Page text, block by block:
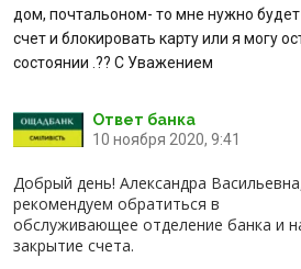
Вопросы банку
Депозиты юр. лиц
Кредити для бізнеса
Карты
дом, почтальоном- то мне нужно
счет и блокировать карту или я могу
состоянии .?? С Уважением
Ответ банка
10 ноября 2020, 9:41
Добрый день! Александра
рекомендуем обратиться в
обслуживающее отделение банка и
закрытие счета.